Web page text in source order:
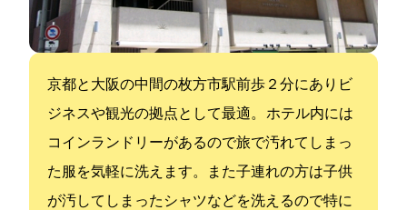
京都と大阪の中間の枚方市駅前歩２分にありビ
ジネスや観光の拠点として最適。 ホテル内には
コインランドリーがあるので旅で汚れてしまっ
た服を気軽に洗えます。また子連れの方は子供
が汚してしまったシャツなどを洗えるので特に